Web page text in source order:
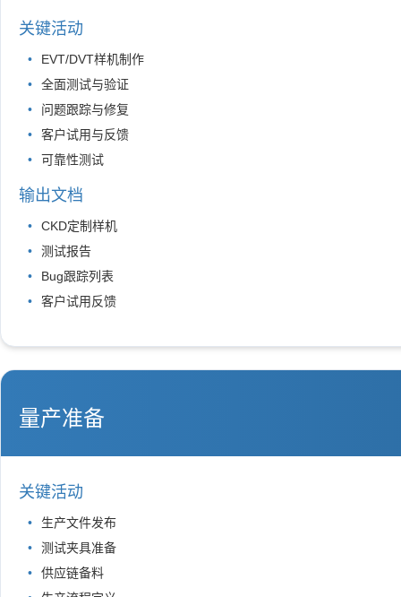
关键活动
EVT/DVT样机制作
全面测试与验证
问题跟踪与修复
客户试用与反馈
可靠性测试
输出文档
CKD定制样机
测试报告
Bug跟踪列表
客户试用反馈
量产准备
关键活动
生产文件发布
测试夹具准备
供应链备料